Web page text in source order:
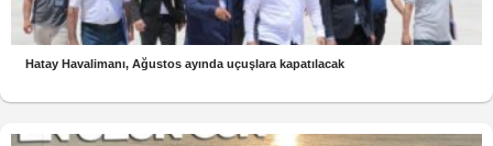
Hatay Havalimanı, Ağustos ayında uçuşlara kapatılacak